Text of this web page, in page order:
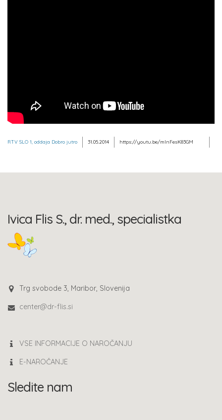
RTV SLO 1, oddaja Dobro jutro 31.05.2014 https://youtu.be/mInFesK83GM
Ivica Flis S., dr. med., specialistka
Trg svobode 3, Maribor, Slovenija
center@dr-flis.si
VSE INFORMACIJE O NAROČANJU
E-NAROČANJE
Sledite nam